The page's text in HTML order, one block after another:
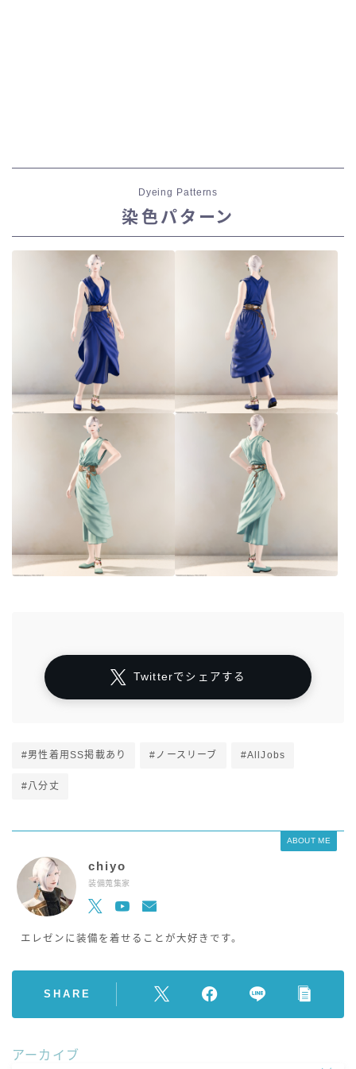
Dyeing Patterns
染色パターン
Twitterでシェアする
#男性着用SS掲載あり #ノースリーブ #AllJobs
#八分丈
ABOUT ME
chiyo
装備蒐集家
エレゼンに装備を着せることが大好きです。
SHARE
アーカイブ